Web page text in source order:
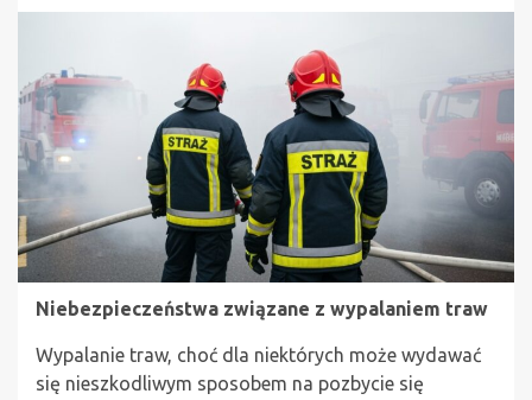
Niebezpieczeństwa związane z wypalaniem traw
Wypalanie traw, choć dla niektórych może wydawać
się nieszkodliwym sposobem na pozbycie się